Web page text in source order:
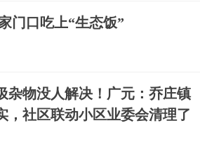
门口吃上“生态饭”
杂物没人解决！广元：乔庄镇
，社区联动小区业委会清理了